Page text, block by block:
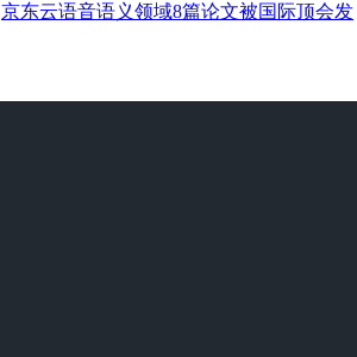
京东云语音语义领域8篇论文被国际顶会发